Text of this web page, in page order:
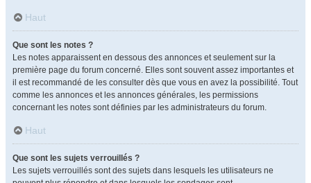
Haut
Que sont les notes ?
Les notes apparaissent en dessous des annonces et seulement sur la
première page du forum concerné. Elles sont souvent assez importantes et
il est recommandé de les consulter dès que vous en avez la possibilité. Tout
comme les annonces et les annonces générales, les permissions
concernant les notes sont définies par les administrateurs du forum.
Haut
Que sont les sujets verrouillés ?
Les sujets verrouillés sont des sujets dans lesquels les utilisateurs ne